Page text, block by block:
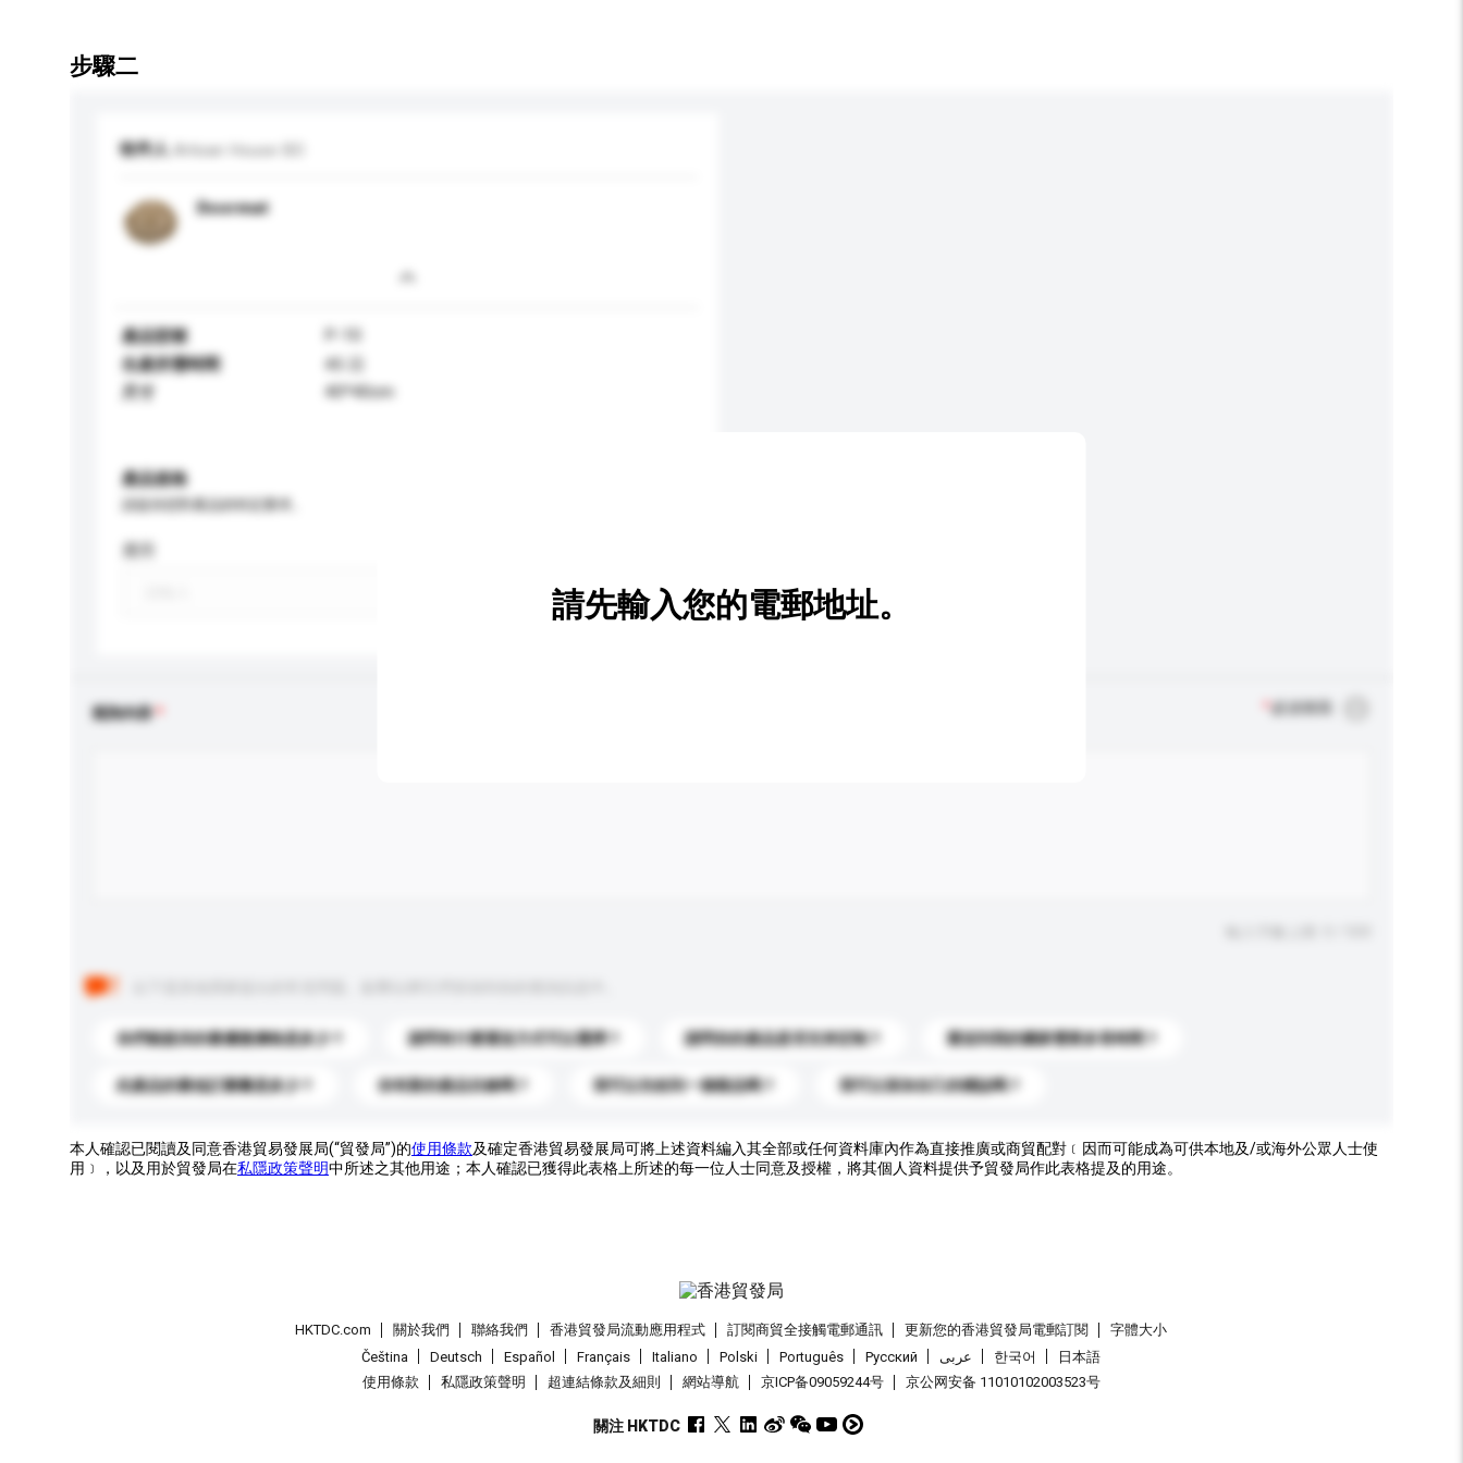
步驟二
收件人 Artisan House BD
Doormat
產品型號
生產所需時間
45 日
40*40cm
產品規格
新增/刪除選項
查詢內容
你們能提供的最優惠價格是多少？ 請問有什麼運送方式可以選擇？ 請問你的產品是否支持定制？ 運送到我的國家需要多長時間？
此產品的最低訂購量是多少？ 你有新的產品目錄嗎？ 我可以先收到一個樣品嗎？ 我可以添加自己的標誌嗎？
請先輸入您的電郵地址。
本人確認已閱讀及同意香港貿易發展局(“貿發局”)的使用條款及確定香港貿易發展局可將上述資料編入其全部或任何資料庫內作為直接推廣或商貿配對﹝因而可能成為可供本地及/或海外公眾人士使
用﹞，以及用於貿發局在私隱政策聲明中所述之其他用途；本人確認已獲得此表格上所述的每一位人士同意及授權，將其個人資料提供予貿發局作此表格提及的用途。
HKTDC.com 關於我們 聯絡我們 香港貿發局流動應用程式 訂閱商貿全接觸電郵通訊 更新您的香港貿發局電郵訂閱
字體大小
Čeština
Deutsch Español Français Italiano Polski Português Pусский عربى 한국어
日本語
使用條款
私隱政策聲明 超連結條款及細則 網站導航 京ICP备09059244号 京公网安备 11010102003523号
關注 HKTDC